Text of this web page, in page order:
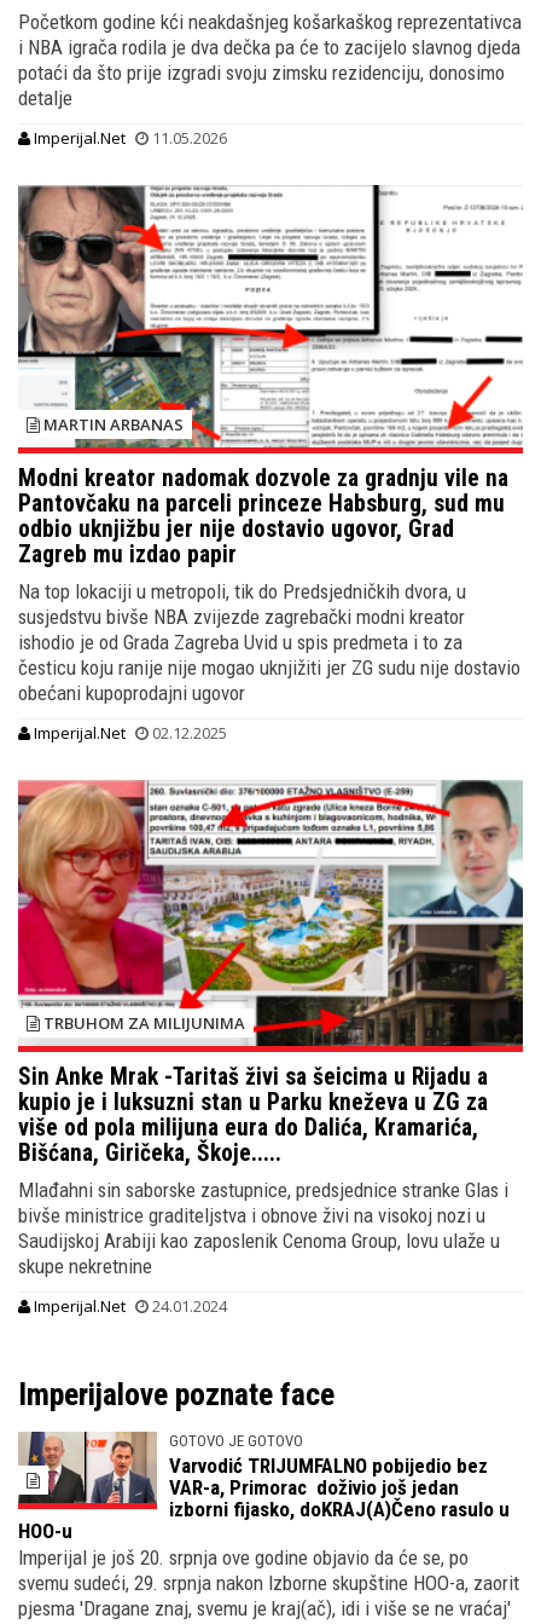
Početkom godine kći neakdašnjeg košarkaškog reprezentativca
i NBA igrača rodila je dva dečka pa će to zacijelo slavnog djeda
potaći da što prije izgradi svoju zimsku rezidenciju, donosimo
detalje
Imperijal.Net 11.05.2026
MARTIN ARBANAS
Modni kreator nadomak dozvole za gradnju vile na
Pantovčaku na parceli princeze Habsburg, sud mu
odbio uknjižbu jer nije dostavio ugovor, Grad
Zagreb mu izdao papir
Na top lokaciji u metropoli, tik do Predsjedničkih dvora, u
susjedstvu bivše NBA zvijezde zagrebački modni kreator
ishodio je od Grada Zagreba Uvid u spis predmeta i to za
česticu koju ranije nije mogao uknjižiti jer ZG sudu nije dostavio
obećani kupoprodajni ugovor
Imperijal.Net 02.12.2025
TRBUHOM ZA MILIJUNIMA
Sin Anke Mrak -Taritaš živi sa šeicima u Rijadu a
kupio je i luksuzni stan u Parku kneževa u ZG za
više od pola milijuna eura do Dalića, Kramarića,
Bišćana, Giričeka, Škoje.....
Mlađahni sin saborske zastupnice, predsjednice stranke Glas i
bivše ministrice graditeljstva i obnove živi na visokoj nozi u
Saudijskoj Arabiji kao zaposlenik Cenoma Group, lovu ulaže u
skupe nekretnine
Imperijal.Net 24.01.2024
Imperijalove poznate face
GOTOVO JE GOTOVO
Varvodić TRIJUMFALNO pobijedio bez
VAR-a, Primorac doživio još jedan
izborni fijasko, doKRAJ(A)Čeno rasulo u
HOO-u
Imperijal je još 20. srpnja ove godine objavio da će se, po
svemu sudeći, 29. srpnja nakon Izborne skupštine HOO-a, zaorit
pjesma 'Dragane znaj, svemu je kraj(ač), idi i više se ne vraćaj'